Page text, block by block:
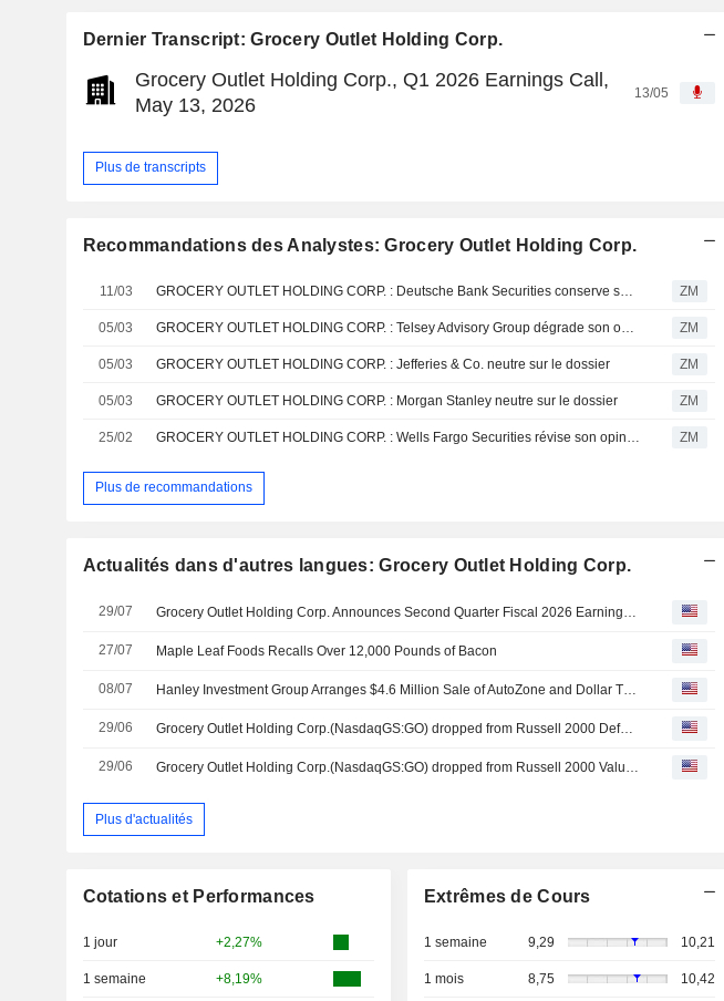
Dernier Transcript: Grocery Outlet Holding Corp.
Grocery Outlet Holding Corp., Q1 2026 Earnings Call,
May 13, 2026
13/05
Plus de transcripts
Recommandations des Analystes: Grocery Outlet Holding Corp.
11/03 ZM
05/03 ZM
05/03 GROCERY OUTLET HOLDING CORP. : Jefferies & Co. neutre sur le dossier ZM
05/03 GROCERY OUTLET HOLDING CORP. : Morgan Stanley neutre sur le dossier ZM
25/02 ZM
Plus de recommandations
Actualités dans d'autres langues: Grocery Outlet Holding Corp.
29/07 Grocery Outlet Holding Corp. Announces Second Quarter Fiscal 2026 Earnings Release and Conference Call Date
27/07 Maple Leaf Foods Recalls Over 12,000 Pounds of Bacon
08/07 Hanley Investment Group Arranges $4.6 Million Sale of AutoZone and Dollar Tree at Grocery Anchored Center in Victorville, California
29/06 Grocery Outlet Holding Corp.(NasdaqGS:GO) dropped from Russell 2000 Defensive Index
29/06 Grocery Outlet Holding Corp.(NasdaqGS:GO) dropped from Russell 2000 Value-Defensive Index
Plus d'actualités
Cotations et Performances
1 jour +2,27%
1 semaine +8,19%
Extrêmes de Cours
1 semaine 9,29 10,21
1 mois 8,75 10,42